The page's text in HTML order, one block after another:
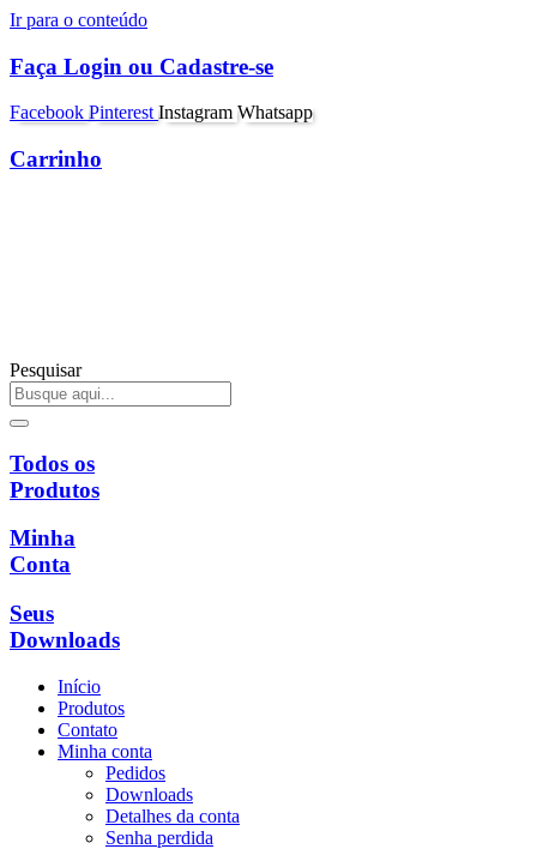
Ir para o conteúdo
Faça Login ou Cadastre-se
Facebook Pinterest Instagram Whatsapp
Carrinho
Pesquisar
Todos os
Produtos
Minha
Conta
Seus
Downloads
Início
Produtos
Contato
Minha conta
Pedidos
Downloads
Detalhes da conta
Senha perdida